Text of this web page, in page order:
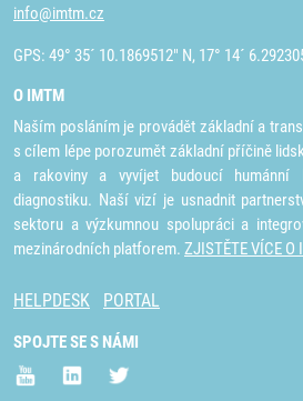
info@imtm.cz
GPS: 49° 35´ 10.1869512" N, 17° 14´
O IMTM
Naším posláním je provádět základní a
s cílem lépe porozumět základní příčině
a rakoviny a vyvíjet budoucí humánní
diagnostiku. Naší vizí je usnadnit
sektoru a výzkumnou spolupráci a
mezinárodních platforem. ZJISTĚTE VÍCE O
HELPDESK PORTAL
SPOJTE SE S NÁMI